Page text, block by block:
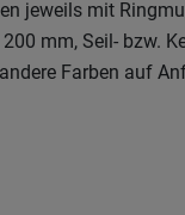
jeweils mit
mm, Seil- bzw.
Farben auf